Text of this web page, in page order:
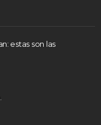
estas son las